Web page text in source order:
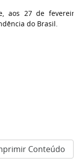
aos 27 de
do Brasil.
Conteúdo